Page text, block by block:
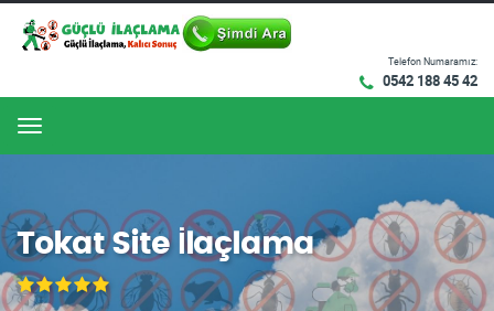
Telefon Numaramız:
0542 188 45 42
Menu
Tokat Site İlaçlama